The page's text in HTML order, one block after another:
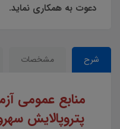
دعوت به همکاری نماید.
شرح مشخصات
منابع عمومی
پتروپالایش